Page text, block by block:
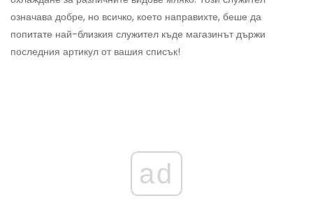
означава добре, но всичко, което направихте, беше да
попитате най-близкия служител къде магазинът държи
последния артикул от вашия списък!
ad